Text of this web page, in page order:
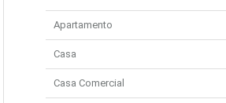
Apartamento
Casa
Casa Comercial